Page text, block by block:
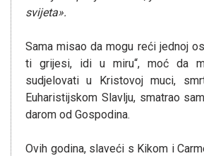
svijeta».
Sama misao da mogu reći jednoj
ti grijesi, idi u miru“, moć da
sudjelovati u Kristovoj muci,
Euharistijskom Slavlju, smatrao
darom od Gospodina.
Ovih godina, slaveći s Kikom i